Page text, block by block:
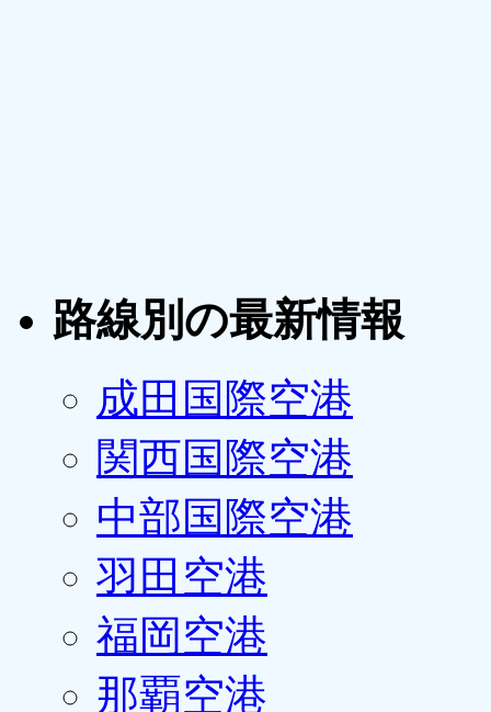
路線別の最新情報
成田国際空港
関西国際空港
中部国際空港
羽田空港
福岡空港
那覇空港